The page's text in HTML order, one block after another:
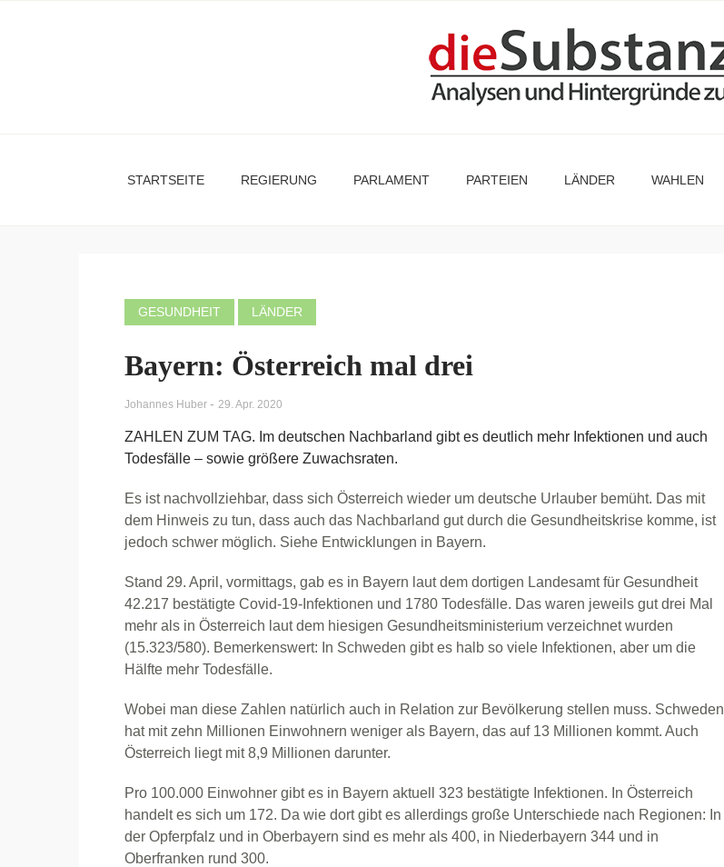
STARTSEITE REGIERUNG PARLAMENT PARTEIEN LÄNDER WAHLEN
GESUNDHEIT LÄNDER
Bayern: Österreich mal drei
Johannes Huber - 29. Apr. 2020
ZAHLEN ZUM TAG. Im deutschen Nachbarland gibt es deutlich mehr Infektionen und auch
Todesfälle – sowie größere Zuwachsraten.
Es ist nachvollziehbar, dass sich Österreich wieder um deutsche Urlauber bemüht. Das mit
dem Hinweis zu tun, dass auch das Nachbarland gut durch die Gesundheitskrise komme, ist
jedoch schwer möglich. Siehe Entwicklungen in Bayern.
Stand 29. April, vormittags, gab es in Bayern laut dem dortigen Landesamt für Gesundheit
42.217 bestätigte Covid-19-Infektionen und 1780 Todesfälle. Das waren jeweils gut drei Mal
mehr als in Österreich laut dem hiesigen Gesundheitsministerium verzeichnet wurden
(15.323/580). Bemerkenswert: In Schweden gibt es halb so viele Infektionen, aber um die
Hälfte mehr Todesfälle.
Wobei man diese Zahlen natürlich auch in Relation zur Bevölkerung stellen muss. Schweden
hat mit zehn Millionen Einwohnern weniger als Bayern, das auf 13 Millionen kommt. Auch
Österreich liegt mit 8,9 Millionen darunter.
Pro 100.000 Einwohner gibt es in Bayern aktuell 323 bestätigte Infektionen. In Österreich
handelt es sich um 172. Da wie dort gibt es allerdings große Unterschiede nach Regionen: In
der Opferpfalz und in Oberbayern sind es mehr als 400, in Niederbayern 344 und in
Oberfranken rund 300.